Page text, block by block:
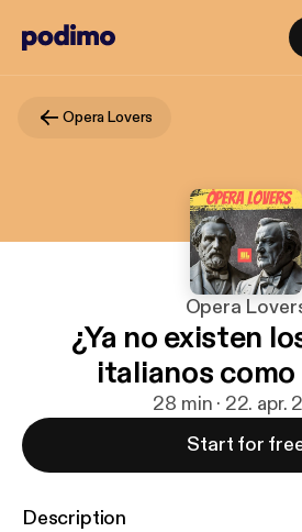
Opera Lovers
Opera
¿Ya no existen
italianos
28 min · 22. apr.
Start for
Description